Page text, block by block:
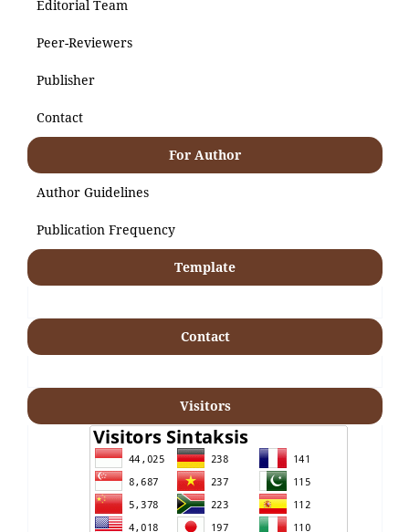
Editorial Team
Peer-Reviewers
Publisher
Contact
For Author
Author Guidelines
Publication Frequency
Template
Contact
Visitors